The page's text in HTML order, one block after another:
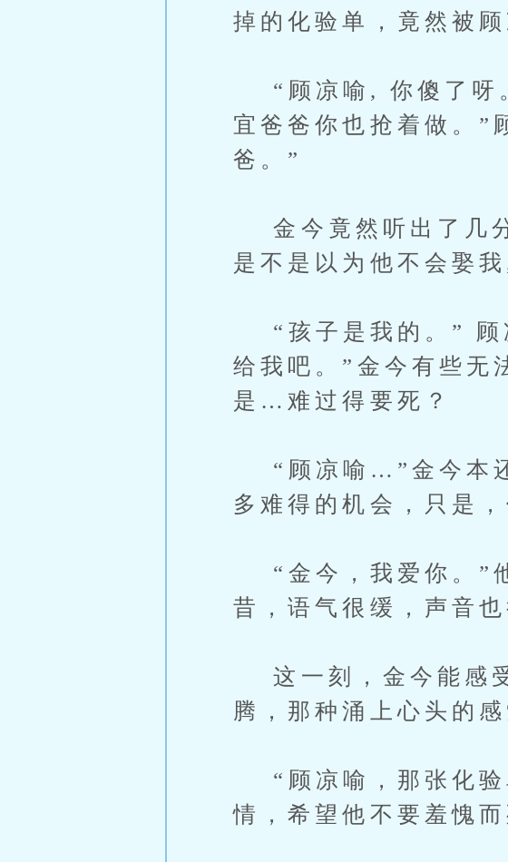
掉的化验单，竟然被
“顾凉喻, 你傻了呀
宜爸爸你也抢着做。”
爸。”
金今竟然听出了几
是不是以为他不会娶
“孩子是我的。” 顾
给我吧。”金今有些无
是…难过得要死？
“顾凉喻…”金今本还
多难得的机会，只是
“金今，我爱你。”
昔，语气很缓，声音
这一刻，金今能感
腾，那种涌上心头的
“顾凉喻，那张化验
情，希望他不要羞愧而